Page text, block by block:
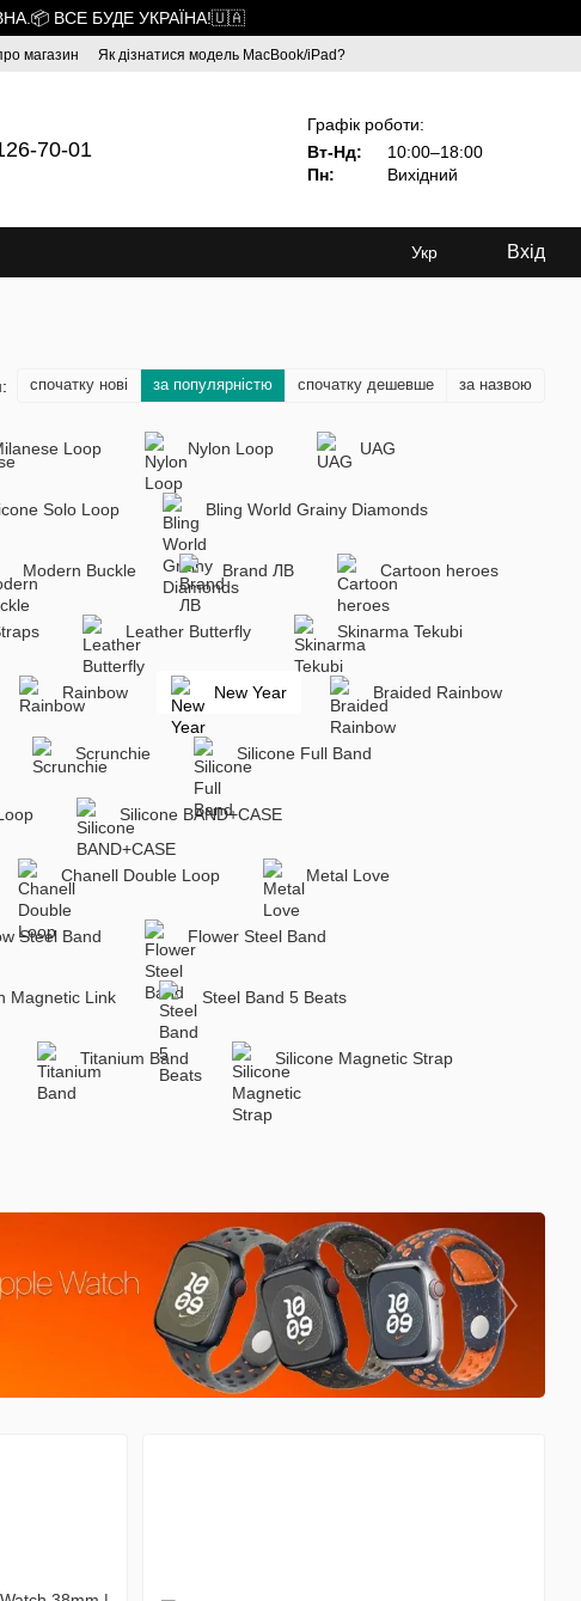
ВСЕ БУДЕ УКРАЇНА!🇺🇦
магазин
Як дізнатися модель MacBook/iPad?
70-01
Графік роботи:
Вт-Нд:
10:00–18:00
Пн:
Вихідний
Укр Вхід
спочатку нові за популярністю спочатку дешевше за назвою
Loop Nylon Loop UAG
Solo Loop Bling World Grainy Diamonds
Modern Buckle Brand ЛВ Cartoon heroes
Leather Butterfly Skinarma Tekubi
Rainbow New Year Braided Rainbow
Scrunchie Silicone Full Band
Silicone BAND+CASE
Chanell Double Loop Metal Love
Steel Band Flower Steel Band
Magnetic Link Steel Band 5 Beats
Titanium Band Silicone Magnetic Strap